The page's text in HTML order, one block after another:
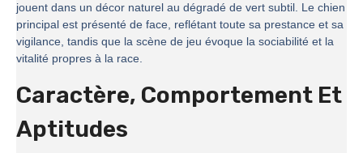
jouent dans un décor naturel au dégradé de vert subtil. Le chien
principal est présenté de face, reflétant toute sa prestance et sa
vigilance, tandis que la scène de jeu évoque la sociabilité et la
vitalité propres à la race.
Caractère, Comportement Et
Aptitudes